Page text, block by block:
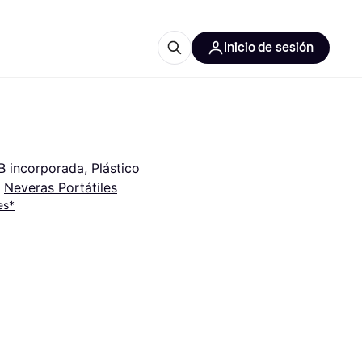
Inicio de sesión
incorporada, Plástico
Neveras Portátiles